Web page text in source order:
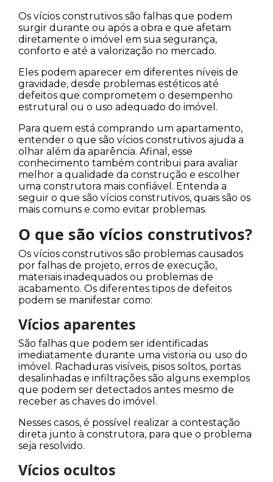
Os vícios construtivos são falhas que podem
surgir durante ou após a obra e que afetam
diretamente o imóvel em sua segurança,
conforto e até a valorização no mercado.
Eles podem aparecer em diferentes níveis de
gravidade, desde problemas estéticos até
defeitos que comprometem o desempenho
estrutural ou o uso adequado do imóvel.
Para quem está comprando um apartamento,
entender o que são vícios construtivos ajuda a
olhar além da aparência. Afinal, esse
conhecimento também contribui para avaliar
melhor a qualidade da construção e escolher
uma construtora mais confiável. Entenda a
seguir o que são vícios construtivos, quais são os
mais comuns e como evitar problemas.
O que são vícios construtivos?
Os vícios construtivos são problemas causados
por falhas de projeto, erros de execução,
materiais inadequados ou problemas de
acabamento. Os diferentes tipos de defeitos
podem se manifestar como:
Vícios aparentes
São falhas que podem ser identificadas
imediatamente durante uma vistoria ou uso do
imóvel. Rachaduras visíveis, pisos soltos, portas
desalinhadas e infiltrações são alguns exemplos
que podem ser detectados antes mesmo de
receber as chaves do imóvel.
Nesses casos, é possível realizar a contestação
direta junto à construtora, para que o problema
seja resolvido.
Vícios ocultos